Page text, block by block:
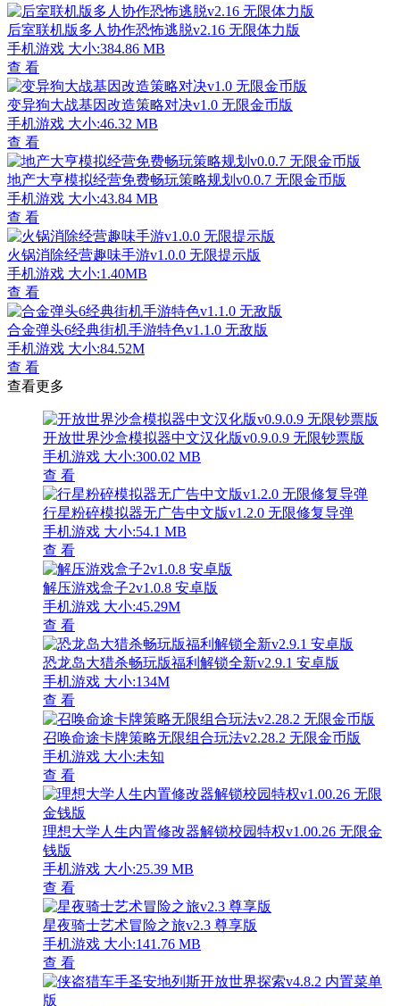
后室联机版多人协作恐怖逃脱v2.16 无限体力版
手机游戏 大小:384.86 MB
查 看
变异狗大战基因改造策略对决v1.0 无限金币版
手机游戏 大小:46.32 MB
查 看
地产大亨模拟经营免费畅玩策略规划v0.0.7 无限金币版
手机游戏 大小:43.84 MB
查 看
火锅消除经营趣味手游v1.0.0 无限提示版
手机游戏 大小:1.40MB
查 看
合金弹头6经典街机手游特色v1.1.0 无敌版
手机游戏 大小:84.52M
查 看
查看更多
开放世界沙盒模拟器中文汉化版v0.9.0.9 无限钞票版
手机游戏 大小:300.02 MB
查 看
行星粉碎模拟器无广告中文版v1.2.0 无限修复导弹
手机游戏 大小:54.1 MB
查 看
解压游戏盒子2v1.0.8 安卓版
手机游戏 大小:45.29M
查 看
恐龙岛大猎杀畅玩版福利解锁全新v2.9.1 安卓版
手机游戏 大小:134M
查 看
召唤命途卡牌策略无限组合玩法v2.28.2 无限金币版
手机游戏 大小:未知
查 看
理想大学人生内置修改器解锁校园特权v1.00.26 无限金
钱版
手机游戏 大小:25.39 MB
查 看
星夜骑士艺术冒险之旅v2.3 尊享版
手机游戏 大小:141.76 MB
查 看